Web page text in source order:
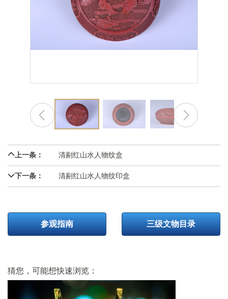
上一条： 清剔红山水人物纹盒
下一条： 清剔红山水人物纹印盒
参观指南 三级文物目录
猜您，可能想快速浏览：